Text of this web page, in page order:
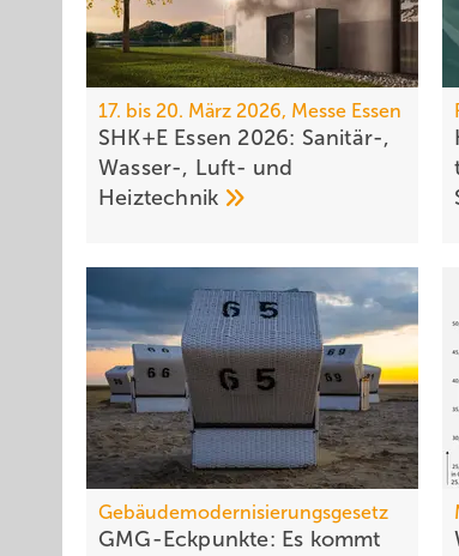
17. bis 20. März 2026, Messe Essen
SHK+E Essen 2026: Sanitär-,
Wasser-, Luft- und
Heiztechnik
Gebäudemodernisierungsgesetz
GMG-Eckpunkte: Es kommt